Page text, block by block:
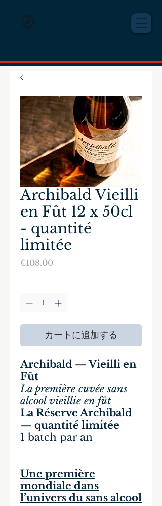
Archibald Vieilli
en Fût 12 x 50cl
- quantité
limitée
€108.00価
カートに追加する
Archibald — Vieilli en
Fût
La première cuvée sans
alcool vieillie en fût
La Réserve Archibald
— quantité limitée
1 batch par an
Une première
mondiale dans
l’univers du sans alcool